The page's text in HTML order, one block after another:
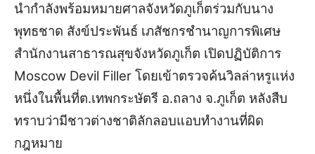
นำกำลังพร้อมหมายศาลจังหวัดภูเก็ตร่วมกับนาง
พุทธชาด สังข์ประพันธ์ เภสัชกรชำนาญการพิเศษ
สำนักงานสาธารณสุขจังหวัดภูเก็ต เปิดปฏิบัติการ
Moscow Devil Filler โดยเข้าตรวจค้นวิลล่าหรูแห่ง
หนึ่งในพื้นที่ต.เทพกระษัตรี อ.ถลาง จ.ภูเก็ต หลังสืบ
ทราบว่ามีชาวต่างชาติลักลอบแอบทำงานที่ผิด
กฎหมาย